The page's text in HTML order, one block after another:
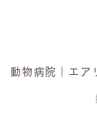
物病院｜エア